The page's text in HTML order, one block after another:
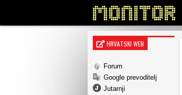
HRVATSKI WEB
Forum
Google prevoditelj
Jutarnji